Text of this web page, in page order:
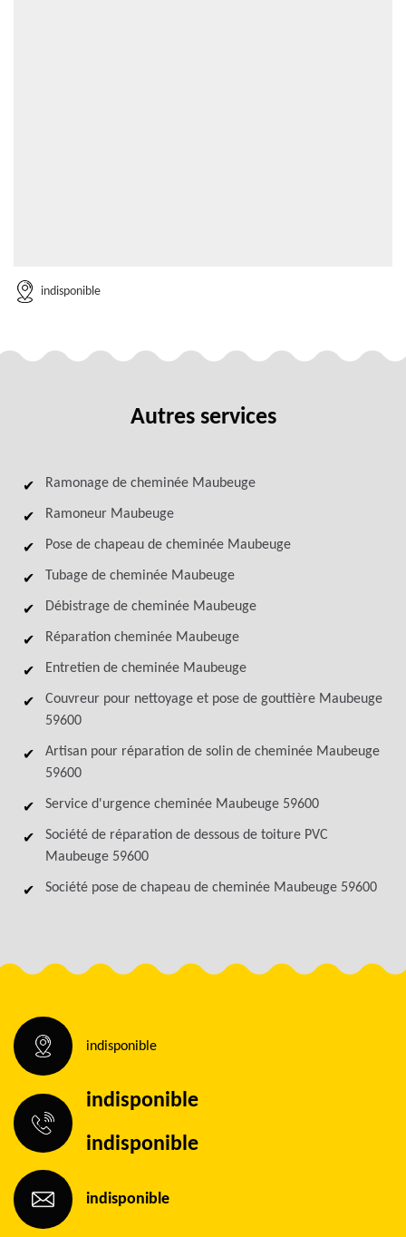
indisponible
Autres services
Ramonage de cheminée Maubeuge
Ramoneur Maubeuge
Pose de chapeau de cheminée Maubeuge
Tubage de cheminée Maubeuge
Débistrage de cheminée Maubeuge
Réparation cheminée Maubeuge
Entretien de cheminée Maubeuge
Couvreur pour nettoyage et pose de gouttière Maubeuge
59600
Artisan pour réparation de solin de cheminée Maubeuge
59600
Service d'urgence cheminée Maubeuge 59600
Société de réparation de dessous de toiture PVC
Maubeuge 59600
Société pose de chapeau de cheminée Maubeuge 59600
indisponible
indisponible
indisponible
indisponible